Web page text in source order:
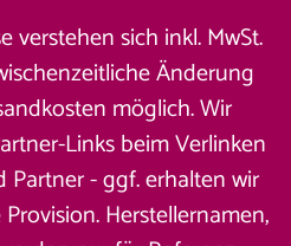
verstehen sich inkl. MwSt.
Änderung
möglich. Wir
Links beim Verlinken
- ggf. erhalten wir
Herstellernamen,